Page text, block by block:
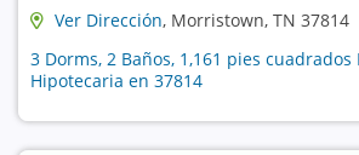
Ver Dirección, Morristown, TN 37814
3 Dorms, 2 Baños, 1,161 pies cuadrados
Hipotecaria en 37814